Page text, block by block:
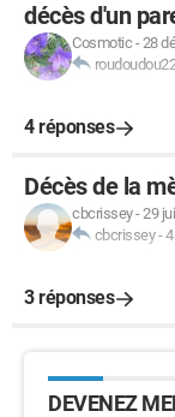
décès d'un
Cosmotic -28
roudoudou22
4 réponses
Décès de la
cbcrissey-29
cbcrissey-
3 réponses
DEVENEZ